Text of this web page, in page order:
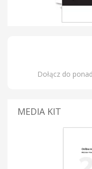
Dołącz do
MEDIA KIT